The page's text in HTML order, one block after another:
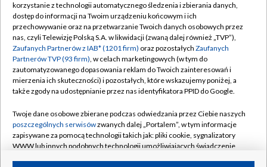
TVP
Abonament TVP
Emisja w TVP
Centrum informacji TVP
Naziemna Telewizja Cyfrowa
Rada Programowa
System NOS
Informacje o nadawcy
Regulamin TVP
Polityka prywatności
Moje zgody
Pomoc
Kontakt
Kanały
korzystanie z technologii automatycznego śledzenia i zbierania danych,
dostęp do informacji na Twoim urządzeniu końcowym i ich
przechowywanie oraz na przetwarzanie Twoich danych osobowych przez
nas, czyli Telewizję Polską S.A. w likwidacji (zwaną dalej również „TVP”),
Zaufanych Partnerów z IAB* (1201 firm) oraz pozostałych Zaufanych
Partnerów TVP (93 firm), w celach marketingowych (w tym do
zautomatyzowanego dopasowania reklam do Twoich zainteresowań i
mierzenia ich skuteczności) i pozostałych, które wskazujemy poniżej, a
także zgody na udostępnianie przez nas identyfikatora PPID do Google.
Twoje dane osobowe zbierane podczas odwiedzania przez Ciebie naszych
poszczególnych serwisówzwanych dalej „Portalem”, w tym informacje
zapisywane za pomocą technologii takich jak: pliki cookie, sygnalizatory
WWW lub innych podobnych technologii umożliwiających świadczenie